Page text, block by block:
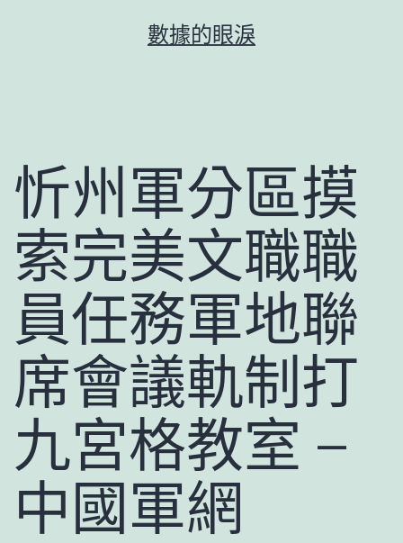
數據的眼淚
忻州軍分區摸
索完美文職職
員任務軍地聯
席會議軌制打
九宮格教室 –
中國軍網